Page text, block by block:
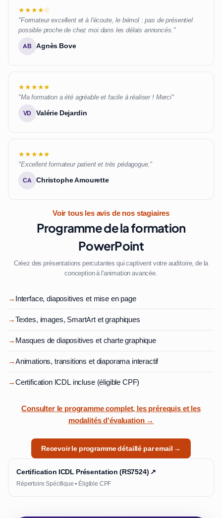
★★★★☆
"Formateur excellent et à l'écoute, le bémol : pas de présentiel
possible proche de chez moi dans les délais annoncés."
AB Agnès Bove
★★★★★
"Ma formation a été agréable et facile à réaliser ! Merci"
VD Valérie Dejardin
★★★★★
"Excellent formateur patient et très pédagogue."
CA Christophe Amourette
Voir tous les avis de nos stagiaires
Programme de la formation
PowerPoint
Créez des présentations percutantes qui captivent votre auditoire, de la
conception à l'animation avancée.
→ Interface, diapositives et mise en page
→Textes, images, SmartArt et graphiques
→ Masques de diapositives et charte graphique
→Animations, transitions et diaporama interactif
→Certification ICDL incluse (éligible CPF)
Consulter le programme complet, les prérequis et les
modalités d'évaluation →
Recevoir le programme détaillé par email →
Certification ICDL Présentation (RS7524) ↗
Répertoire Spécifique • Éligible CPF